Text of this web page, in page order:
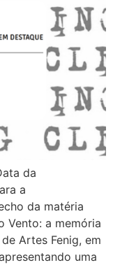
da
a
da matéria
Vento: a memória
Artes Fenig, em
uma